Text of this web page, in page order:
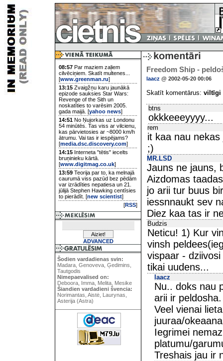
08:57 Par maziem zaļiem
cilvēciņiem. Skatīt multenes...
[www.greenman.ru]
13:15 Zvaigžņu karu jaunākā
epizode sauksies Star Wars:
Revenge of the Sith un
noskatīties to varēsim 2005.
gada maijā. [yahoo news]
14:51 No Ņujorkas uz Londonu
54 minūtēs. Tas viss ar vilcienu,
kas pārvietosies ar ~8000 km/h
ātrumu. Vai tas ir iespējams?
[media.dsc.discovery.com]
14:15 Interneta "tētis" iecelts
bruņinieku kārtā.
[www.digitmag.co.uk]
13:59 Teorija par to, ka melnajā
caurumā viss pazūd bez pēdām
var izrādīties nepatiesa un 21.
jūlijā Stephen Hawking centīsies
to pierādīt. [new scientist]
[RSS]
ADVANCED
Šodien vardadienas svin:
Madara, Genoveva, Ģedimins,
Tautgodis
Nimepaevalised on:
Deboora, Imma, Melita, Mesike
Šiandien vardadieni švencia:
Norimantas, Aistė, Laurynas,
Asterija (Astra)
Freedom Ship -
laacz @ 2002-05-20 00:06
Skatīt komentārus: viltīgi
btns
okkkeeeyyyy...
rem
it kaa nau
;)
MR.LSD
Jauns ne jauns,
Aizdomas
jo arii tur buus
iessnnaukt sev
Diez kaa tas ir
Budzis
Neticu! 1) Kur
vinsh
vispaar -
tikai uudens...
laacz
Nu.. doks nau
arii ir peldosha.
Veel vienai
juuraa/
Iegrimei
platumu/
Treshais jau ir